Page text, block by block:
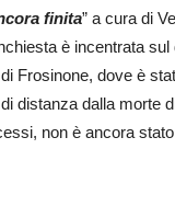
finita” a cura di
è incentrata sul
Frosinone, dove è
distanza dalla morte
non è ancora